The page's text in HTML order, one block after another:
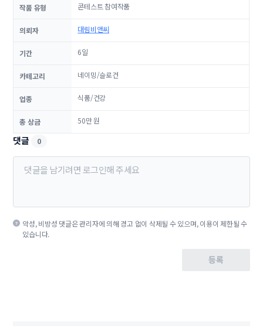
작품 유형 콘테스트 참여작품
의뢰자 대림비앤씨
기간 6일
카테고리 네이밍/슬로건
업종 식품/건강
총 상금 50만 원
댓글 0
악성, 비방성 댓글은 관리자에 의해 경고 없이 삭제될 수 있으며, 이용이 제한될 수
있습니다.
등록